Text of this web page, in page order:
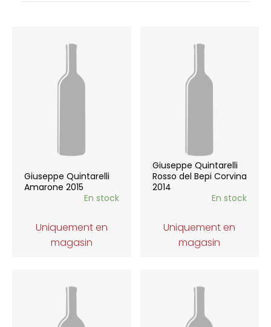
Giuseppe Quintarelli
Amarone 2015
En stock
Uniquement en
magasin
Giuseppe Quintarelli
Rosso del Bepi Corvina
2014
En stock
Uniquement en
magasin